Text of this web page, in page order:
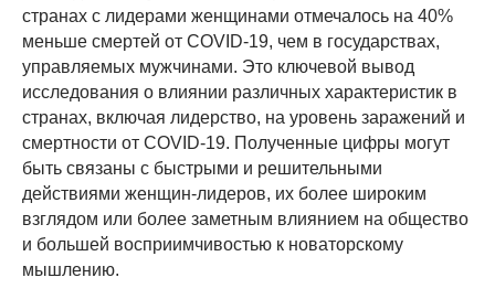
странах с лидерами женщинами отмечалось на 40%
меньше смертей от COVID-19, чем в государствах,
управляемых мужчинами. Это ключевой вывод
исследования о влиянии различных характеристик в
странах, включая лидерство, на уровень заражений и
смертности от COVID-19. Полученные цифры могут
быть связаны с быстрыми и решительными
действиями женщин-лидеров, их более широким
взглядом или более заметным влиянием на общество
и большей восприимчивостью к новаторскому
мышлению.